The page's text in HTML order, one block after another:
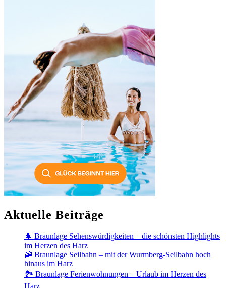
Aktuelle Beiträge
🌲 Braunlage Sehenswürdigkeiten – die schönsten Highlights
im Herzen des Harz
🚠 Braunlage Seilbahn – mit der Wurmberg-Seilbahn hoch
hinaus im Harz
🏞️ Braunlage Ferienwohnungen – Urlaub im Herzen des